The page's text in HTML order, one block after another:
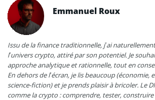
Emmanuel Roux
Issu de la finance traditionnelle, j’ai
l’univers crypto, attiré par son potentiel. Je
approche analytique et rationnelle, tout en
En dehors de l’écran, je lis beaucoup (économie,
science-fiction) et je prends plaisir à bricoler. Le
comme la crypto : comprendre, tester, construire